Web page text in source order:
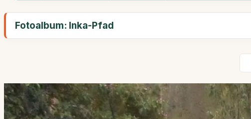
Fotoalbum: Inka-Pfad